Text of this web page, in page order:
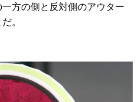
方の側と反対側のアウター
。